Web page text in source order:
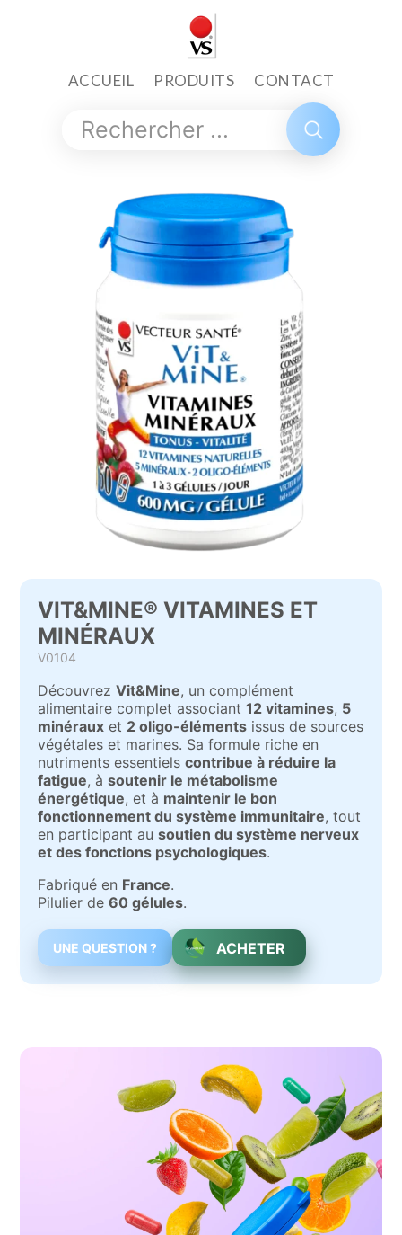
ACCUEIL PRODUITS CONTACT
VIT&MINE® VITAMINES ET
MINÉRAUX
V0104
DécouvrezVit&Mine, un complément
alimentaire complet associant12 vitamines, 5
minéraux et 2 oligo-éléments issus de sources
végétales et marines. Sa formule riche en
nutriments essentielscontribue à réduire la
fatigue, àsoutenir le métabolisme
énergétique, et à maintenir le bon
fonctionnement du système immunitaire, tout
en participant ausoutien du système nerveux
et des fonctions psychologiques.
Fabriqué en France.
Pilulier de60 gélules.
UNE QUESTION ? ACHETER